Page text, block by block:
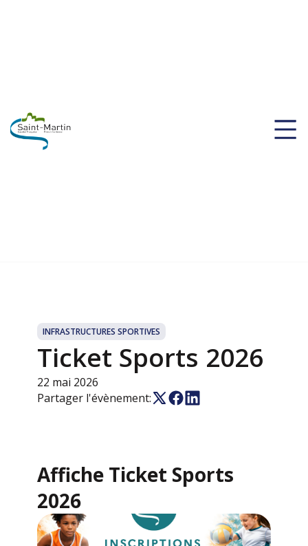
INFRASTRUCTURES SPORTIVES
Ticket Sports 2026
22 mai 2026
Partager l'évènement:
Affiche Ticket Sports
2026